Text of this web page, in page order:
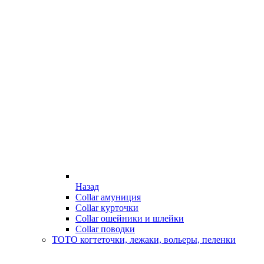
Назад
Collar амуниция
Collar курточки
Collar ошейники и шлейки
Collar поводки
ТОТО когтеточки, лежаки, вольеры, пеленки